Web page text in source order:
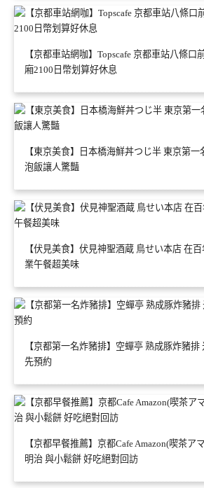
【京都車站網咖】Topscafe 京都車站八條口
廂2100日幣划算好休息
【東京美食】日本橋海鮮丼つじ半 東京第
泡飯讓人驚豔
【伏見美食】伏見神聖酒蔵 鳥せい本店 在
業午餐超美味
【京都第一名炸豬排】空蟬亭 熟成豚炸豬
先預約
【京都早餐推薦】京都Cafe Amazon(喫茶ア
明治 與小鬆餅 好吃絕對回訪